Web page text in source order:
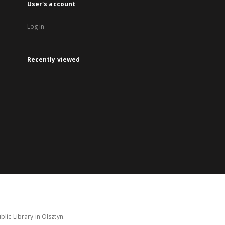
User's account
Log in
Recently viewed
Library in Olsztyn.